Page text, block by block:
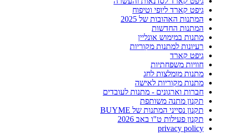
גיפט קארד ליופי וטיפוח
המתנות האהובות של 2025
המתנות החדשות
מתנות במימוש אונליין
רעיונות למתנות מקוריות
גיפט קארד
חוויות משפחתיות
מתנות מומלצות לחג
מתנות מקוריות לאישה
חברות וארגונים - מתנות לעובדים
תקנון מתנה משותפת
תקנון נסייני המתנות של BUYME
תקנון פעילות ט"ו באב 2026
privacy policy